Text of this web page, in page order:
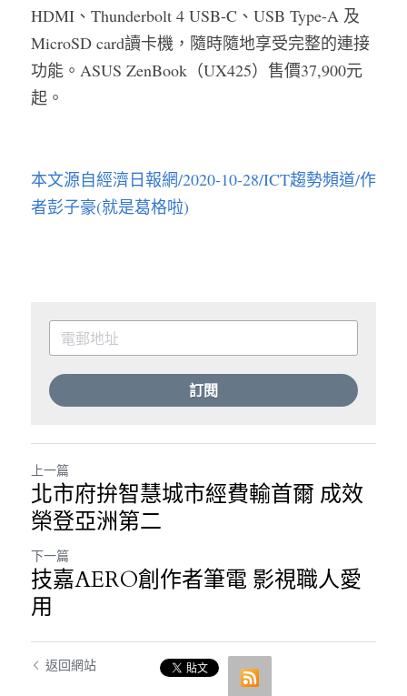
HDMI、Thunderbolt 4 USB-C、USB Type-A 及
MicroSD card讀卡機，隨時隨地享受完整的連接
功能。ASUS ZenBook（UX425）售價37,900元
起。
本文源自經濟日報網/2020-10-28/ICT趨勢頻道/作
者彭子豪(就是葛格啦)
訂閱
上一篇
北市府拚智慧城市經費輸首爾 成效
榮登亞洲第二
下一篇
技嘉AERO創作者筆電 影視職人愛
用
返回網站